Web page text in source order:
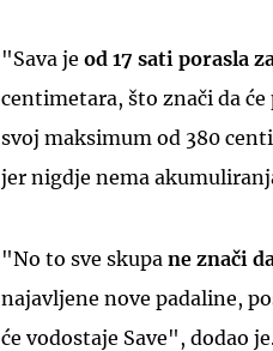
"Sava je od 17 sati porasla
centimetara, što znači da
svoj maksimum od 380
jer nigdje nema
"No to sve skupa ne znači
najavljene nove padaline,
će vodostaje Save", dodao